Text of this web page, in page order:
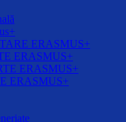
ERASMUS+
ERASMUS+
ERASMUS+
ERASMUS+